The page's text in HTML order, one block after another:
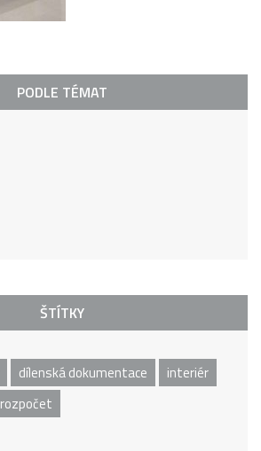
PODLE TÉMAT
ŠTÍTKY
dílenská dokumentace
interiér
rozpočet